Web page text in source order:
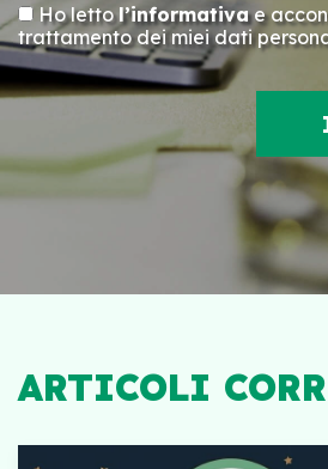
Ho lettol’informativae
trattamento dei miei dati
ARTICOLI